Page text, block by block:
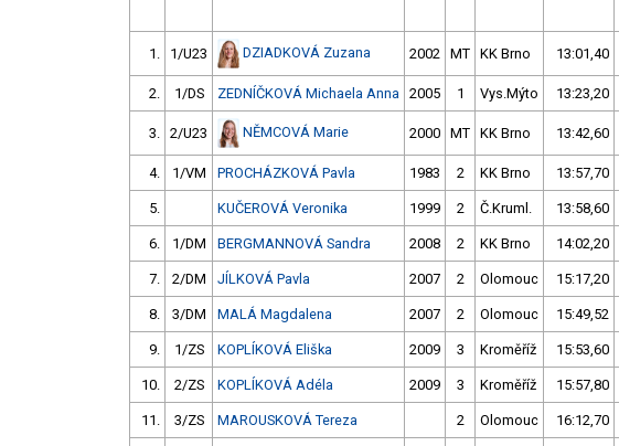
1. 1/U23 DZIADKOVÁ Zuzana 2002 MT KK Brno 13:01,40
2. 1/DS ZEDNÍČKOVÁ Michaela Anna 2005 1 Vys.Mýto 13:23,20
3. 2/U23 NĚMCOVÁ Marie 2000 MT KK Brno 13:42,60
4. 1/VM PROCHÁZKOVÁ Pavla 1983 2 KK Brno 13:57,70
5. KUČEROVÁ Veronika 1999 2 Č.Kruml. 13:58,60
6. 1/DM BERGMANNOVÁ Sandra 2008 2 KK Brno 14:02,20
7. 2/DM JÍLKOVÁ Pavla 2007 2 Olomouc 15:17,20
8. 3/DM MALÁ Magdalena 2007 2 Olomouc 15:49,52
9. 1/ZS KOPLÍKOVÁ Eliška 2009 3 Kroměříž 15:53,60
10. 2/ZS KOPLÍKOVÁ Adéla 2009 3 Kroměříž 15:57,80
11. 3/ZS MAROUSKOVÁ Tereza 2 Olomouc 16:12,70